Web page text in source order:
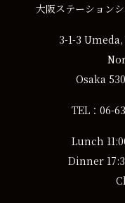
大阪ステーション
3-1-3
Osaka
TEL：06-
Lunch
Dinner